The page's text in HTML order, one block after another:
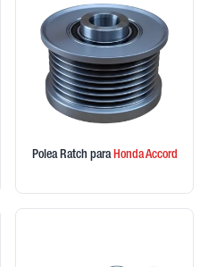
Polea Ratch paraHondaAccord